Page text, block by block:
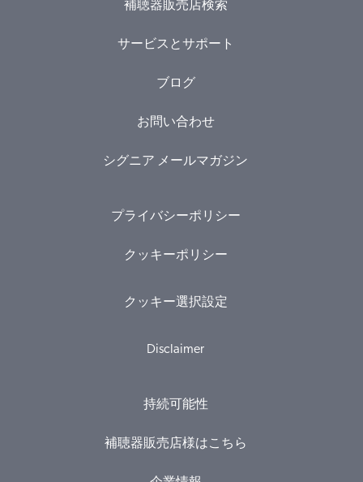
補聴器販売店検索
サービスとサポート
ブログ
お問い合わせ
シグニア メールマガジン
プライバシーポリシー
クッキーポリシー
クッキー選択設定
Disclaimer
持続可能性
補聴器販売店様はこちら